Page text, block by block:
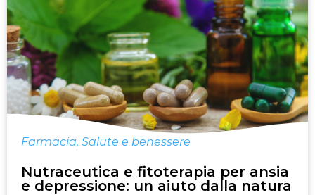
Farmacia, Salute e benessere
Nutraceutica e fitoterapia per ansia
e depressione: un aiuto dalla natura